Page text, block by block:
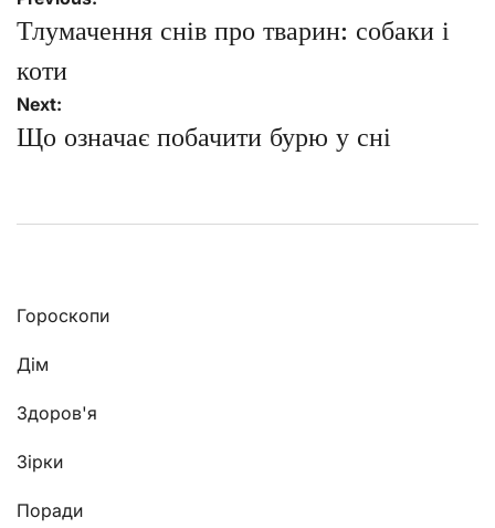
записів
Тлумачення снів про тварин: собаки і
коти
Next:
Що означає побачити бурю у сні
Гороскопи
Дім
Здоров'я
Зірки
Поради